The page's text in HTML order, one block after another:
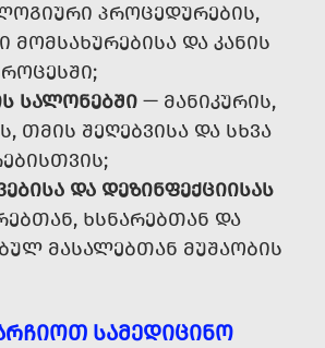
ᲞᲠᲝᲪᲔᲓᲣᲠᲔᲑᲘᲡ,
ᲛᲝᲛᲡᲐᲮᲣᲠᲔᲑᲘᲡᲐ ᲓᲐ ᲙᲐᲜᲘᲡ
ᲡᲐᲚᲝᲜᲔᲑᲨᲘ — ᲛᲐᲜᲘᲙᲣᲠᲘᲡ,
ᲗᲛᲘᲡ ᲨᲔᲦᲔᲑᲕᲘᲡᲐ ᲓᲐ ᲡᲮᲕᲐ
ᲓᲐ ᲓᲔᲖᲘᲜᲤᲔᲥᲪᲘᲘᲡᲐᲡ
ᲮᲡᲜᲐᲠᲔᲑᲗᲐᲜ ᲓᲐ
ᲛᲐᲡᲐᲚᲔᲑᲗᲐᲜ ᲛᲣᲨᲐᲝᲑᲘᲡ
ᲡᲐᲛᲔᲓᲘᲪᲘᲜᲝ